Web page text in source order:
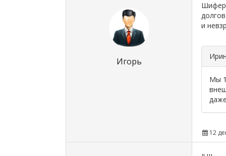
Игорь
Шифер
и
Мы
12